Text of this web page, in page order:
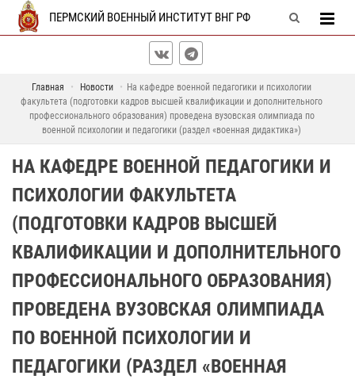
ПЕРМСКИЙ ВОЕННЫЙ ИНСТИТУТ ВНГ РФ
Главная Новости
На кафедре военной педагогики и психологии
факультета (подготовки кадров высшей квалификации и дополнительного
профессионального образования) проведена вузовская олимпиада по
военной психологии и педагогики (раздел «военная дидактика»)
НА КАФЕДРЕ ВОЕННОЙ ПЕДАГОГИКИ И
ПСИХОЛОГИИ ФАКУЛЬТЕТА
(ПОДГОТОВКИ КАДРОВ ВЫСШЕЙ
КВАЛИФИКАЦИИ И ДОПОЛНИТЕЛЬНОГО
ПРОФЕССИОНАЛЬНОГО ОБРАЗОВАНИЯ)
ПРОВЕДЕНА ВУЗОВСКАЯ ОЛИМПИАДА
ПО ВОЕННОЙ ПСИХОЛОГИИ И
ПЕДАГОГИКИ (РАЗДЕЛ «ВОЕННАЯ